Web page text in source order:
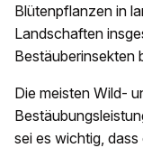
Blütenpflanzen in
Landschaften
Bestäuberinsekten
Die meisten Wild-
sei es wichtig,